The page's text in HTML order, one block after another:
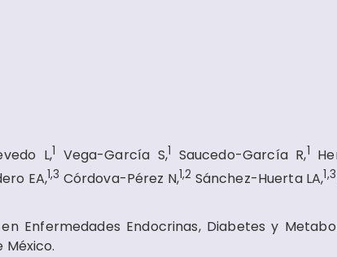
L,1 Vega-García S,1 Saucedo-García R,1
EA,1,3 Córdova-Pérez N,1,2 Sánchez-Huerta LA,1,3
Enfermedades Endocrinas, Diabetes y
México.